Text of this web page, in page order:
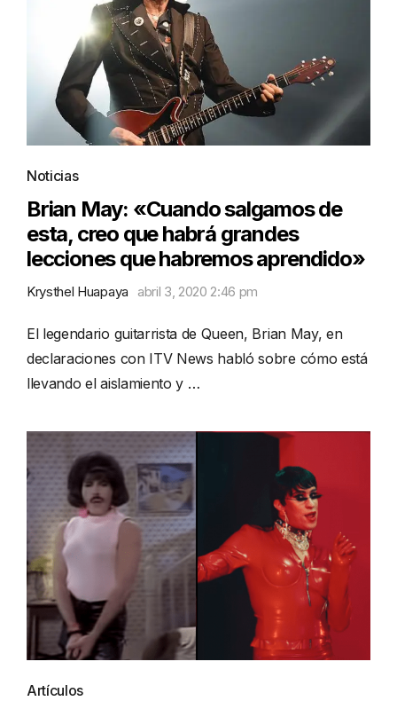
Noticias
Brian May: «Cuando salgamos de
esta, creo que habrá grandes
lecciones que habremos aprendido»
Krysthel Huapaya abril 3, 2020 2:46 pm
El legendario guitarrista de Queen, Brian May, en
declaraciones con ITV News habló sobre cómo está
llevando el aislamiento y …
Artículos